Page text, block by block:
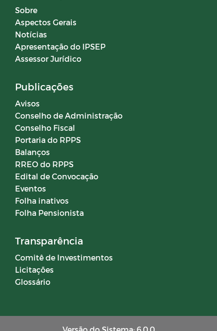
Horários Funcionários
COMITÊ DE INVESTIMENTOS
Sobre
Aspectos Gerais
Notícias
Apresentação do IPSEP
Assessor Jurídico
Publicações
Avisos
Conselho de Administração
Conselho Fiscal
Portaria do RPPS
Balanços
RREO do RPPS
Edital de Convocação
Eventos
Folha inativos
Folha Pensionista
Transparência
Comitê de Investimentos
Licitações
Glossário